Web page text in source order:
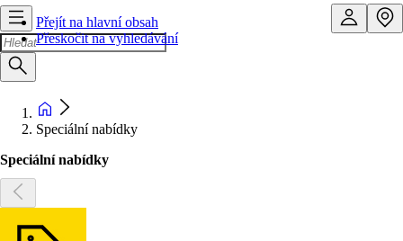
Přejít na hlavní obsah
Přeskočit na vyhledávání
Speciální nabídky
Speciální nabídky